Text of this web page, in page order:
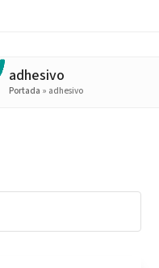
adhesivo
Portada » adhesivo